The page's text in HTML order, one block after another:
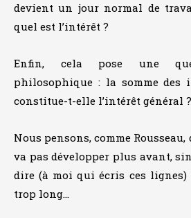
devient un jour normal de
quel est l’intérêt ?
Enfin, cela pose une
philosophique : la somme des
constitue-t-elle l’intérêt général ?
Nous pensons, comme
va pas développer plus avant,
dire (à moi qui écris ces
trop long…